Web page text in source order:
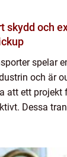
spelar
och är
att ett projekt
Dessa